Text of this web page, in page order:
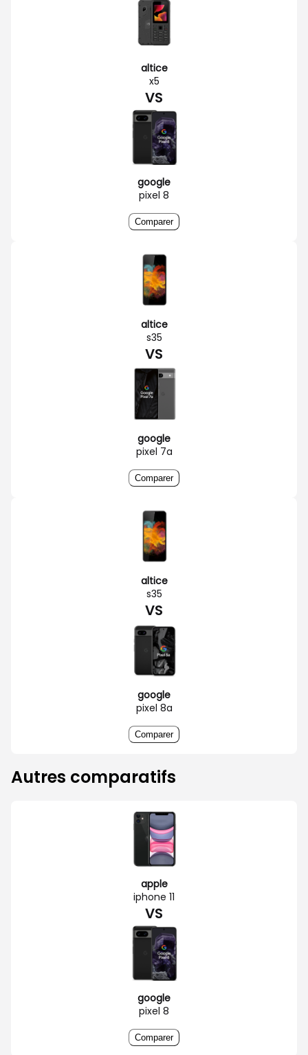
altice
x5
VS
google
pixel 8
Comparer
altice
s35
VS
google
pixel 7a
Comparer
altice
s35
VS
google
pixel 8a
Comparer
Autres comparatifs
apple
iphone 11
VS
google
pixel 8
Comparer